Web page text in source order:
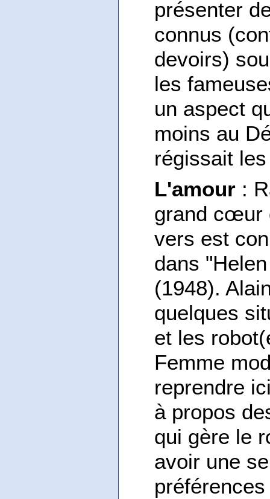
présenter
connus
devoirs)
les
un aspect
moins au
régissait
L'amour :
grand cœur
vers est
dans
(1948).
quelques
et les
Femme
reprendre
à propos
qui gère le
avoir une